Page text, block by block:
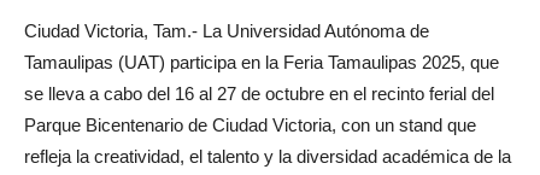
Ciudad Victoria, Tam.- La Universidad Autónoma de
Tamaulipas (UAT) participa en la Feria Tamaulipas 2025, que
se lleva a cabo del 16 al 27 de octubre en el recinto ferial del
Parque Bicentenario de Ciudad Victoria, con un stand que
refleja la creatividad, el talento y la diversidad académica de la